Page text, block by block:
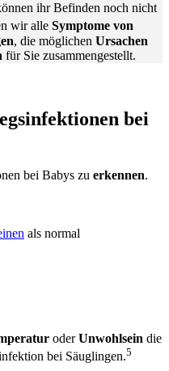
ihr Befinden noch nicht
wir alle Symptome von
, die möglichen Ursachen
für Sie zusammengestellt.
bei
bei Babys zu erkennen.
als normal
oderUnwohlsein die
bei Säuglingen.5